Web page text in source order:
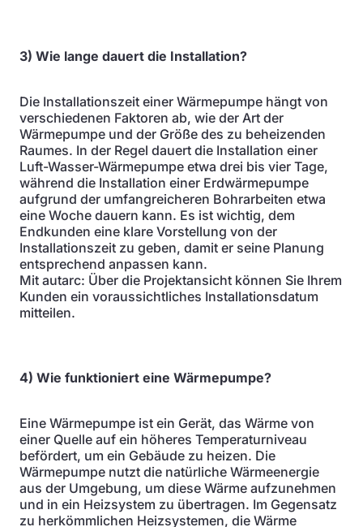
3) Wie lange dauert die Installation?
Die Installationszeit einer Wärmepumpe hängt von
verschiedenen Faktoren ab, wie der Art der
Wärmepumpe und der Größe des zu beheizenden
Raumes. In der Regel dauert die Installation einer
Luft-Wasser-Wärmepumpe etwa drei bis vier Tage,
während die Installation einer Erdwärmepumpe
aufgrund der umfangreicheren Bohrarbeiten etwa
eine Woche dauern kann. Es ist wichtig, dem
Endkunden eine klare Vorstellung von der
Installationszeit zu geben, damit er seine Planung
entsprechend anpassen kann.
Mit autarc: Über die Projektansicht können Sie Ihrem
Kunden ein voraussichtliches Installationsdatum
mitteilen.
4) Wie funktioniert eine Wärmepumpe?
Eine Wärmepumpe ist ein Gerät, das Wärme von
einer Quelle auf ein höheres Temperaturniveau
befördert, um ein Gebäude zu heizen. Die
Wärmepumpe nutzt die natürliche Wärmeenergie
aus der Umgebung, um diese Wärme aufzunehmen
und in ein Heizsystem zu übertragen. Im Gegensatz
zu herkömmlichen Heizsystemen, die Wärme